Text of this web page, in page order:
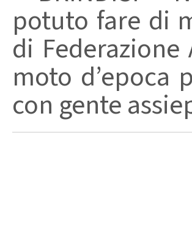
potuto fare di
di
moto d’epoca
con gente